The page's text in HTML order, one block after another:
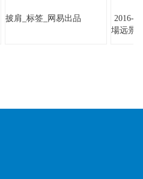
披肩_标签_网易出品
2016-
場远景